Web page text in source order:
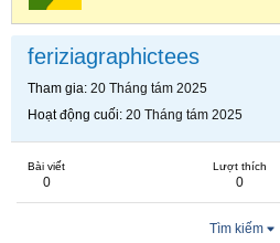
feriziagraphictees
Tham gia 20 Tháng tám 2025
Hoạt động cuối 20 Tháng tám 2025
Bài viết
0
Lượt thích
0
Tìm kiếm